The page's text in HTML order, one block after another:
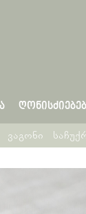
ვაგონი